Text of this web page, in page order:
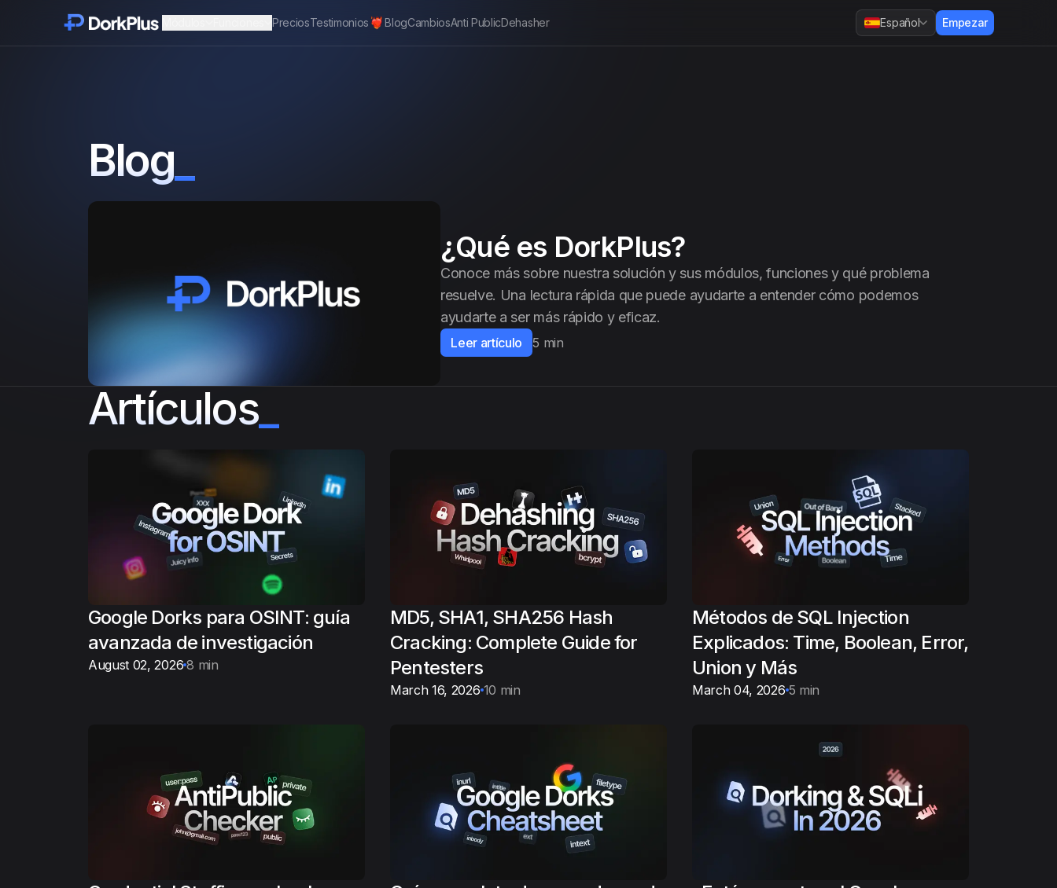
PreciosTestimonios BlogCambiosAnti PublicDehasher Español Empezar
Blog
¿Qué es DorkPlus?
Conoce más sobre nuestra solución y sus módulos, funciones y qué problema
resuelve. Una lectura rápida que puede ayudarte a entender cómo podemos
ayudarte a ser más rápido y eficaz.
Leer artículo 5 min
Artículos_
Google Dorks para OSINT: guía
avanzada de investigación
August 02, 2026 8 min
MD5, SHA1, SHA256 Hash
Cracking: Complete Guide for
Pentesters
March 16, 2026 10 min
Métodos de SQL Injection
Explicados: Time, Boolean, Error,
Union y Más
March 04, 2026 5 min